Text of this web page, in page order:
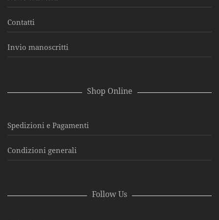
Contatti
Invio manoscritti
Shop Online
Spedizioni e Pagamenti
Condizioni generali
Follow Us